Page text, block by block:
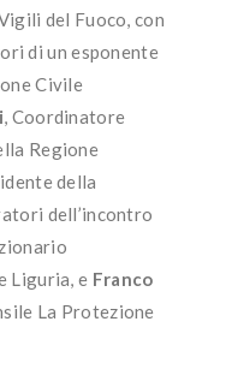
del Fuoco, con
di un esponente
Civile
, Coordinatore
Regione
della
dell’incontro
Liguria, e Franco
La Protezione